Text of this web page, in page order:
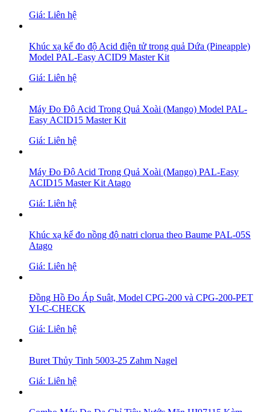
Giá: Liên hệ
Khúc xạ kế đo độ Acid điện tử trong quả Dứa (Pineapple)
Model PAL-Easy ACID9 Master Kit
Giá: Liên hệ
Máy Đo Độ Acid Trong Quả Xoài (Mango) Model PAL-
Easy ACID15 Master Kit
Giá: Liên hệ
Máy Đo Độ Acid Trong Quả Xoài (Mango) PAL-Easy
ACID15 Master Kit Atago
Giá: Liên hệ
Khúc xạ kế đo nồng độ natri clorua theo Baume PAL-05S
Atago
Giá: Liên hệ
Đồng Hồ Đo Áp Suât, Model CPG-200 và CPG-200-PET
YI-C-CHECK
Giá: Liên hệ
Buret Thủy Tinh 5003-25 Zahm Nagel
Giá: Liên hệ